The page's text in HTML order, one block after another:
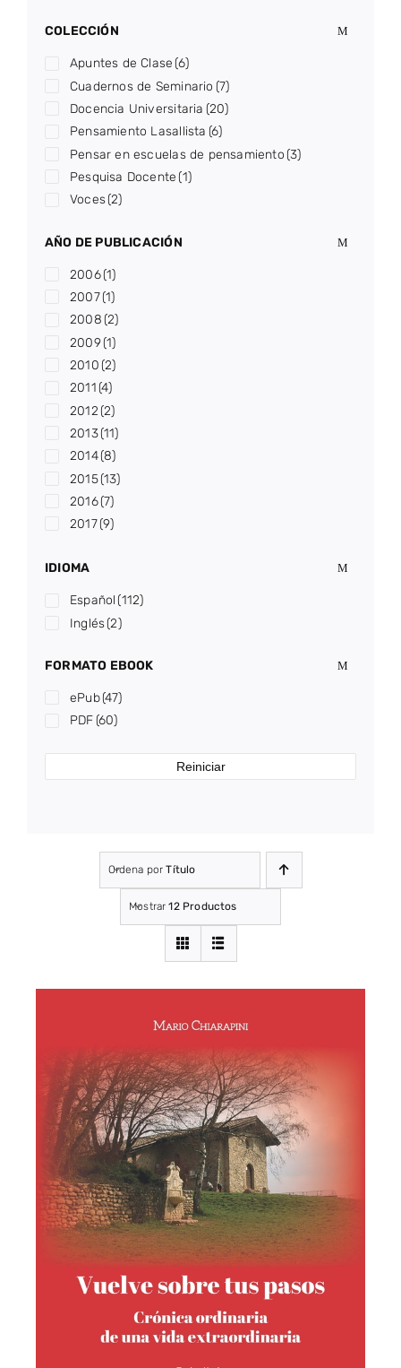
COLECCIÓN
Apuntes de Clase(6)
Cuadernos de Seminario (7)
Docencia Universitaria (20)
Pensamiento Lasallista (6)
Pensar en escuelas de pensamiento(3)
Pesquisa Docente(1)
Voces(2)
AÑO DE PUBLICACIÓN
2006(1)
2007(1)
2008(2)
2009(1)
2010(2)
2011(4)
2012(2)
2013(11)
2014(8)
2015(13)
2016(7)
2017(9)
2019
2020(6)
2021
(10)
2023(7)
2025 (8)
2026(1)
IDIOMA
Español (112)
Inglés(2)
FORMATO EBOOK
ePub(47)
PDF(60)
Reiniciar
Ordena porTítulo
Mostrar12 Productos